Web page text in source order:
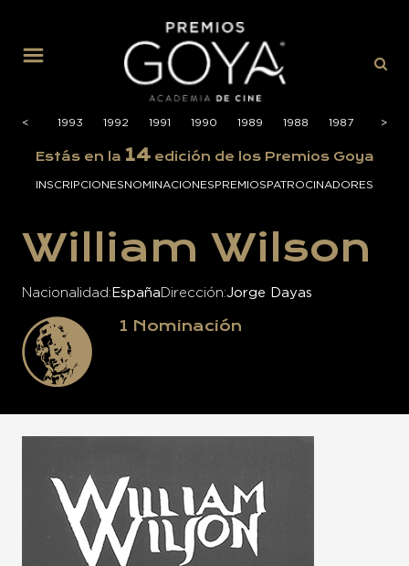
<
<
1994 1993 1992 1991 1990 1989 1988 1987 >
>
Estás en la 14edición de los Premios Goya
INSCRIPCIONESNOMINACIONESPREMIOSPATROCINADORES
William Wilson
Nacionalidad España Dirección Jorge Dayas
1 Nominación